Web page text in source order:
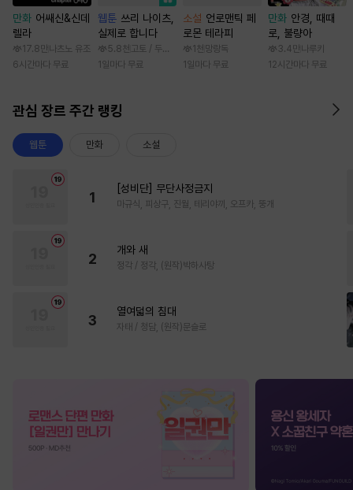
만화 어쌔신&신데
렐라
17.8만 나츠노 유조
6시간마다 무료
웹툰 쓰리 나이츠,
실제로 합니다
5.8천 고토 / 두나래
1일마다 무료
소설 언로맨틱 페
로몬 테라피
1천 망랑독
1일마다 무료
만화 안경, 때때
로, 불량아
3.4만 나루키
12시간마다 무료
관심 장르 주간 랭킹
웹툰 만화 소설
1
[성비단] 무단사정금지
마규식, 피상구, 진월, 테리야끼, 오프카, 뚱개
2
개와 새
정각 / 정각, (원작)박하사탕
3
열여덟의 침대
자태 / 청담, (원작)문슬로